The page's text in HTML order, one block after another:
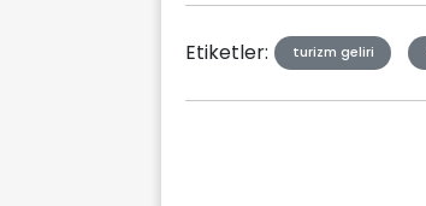
Etiketler: turizm geliri